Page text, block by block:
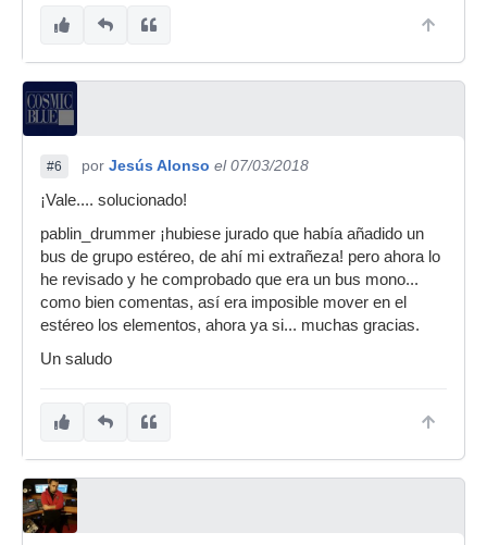
#6 por Jesús Alonso el 07/03/2018
¡Vale.... solucionado!
pablin_drummer ¡hubiese jurado que había añadido un
bus de grupo estéreo, de ahí mi extrañeza! pero ahora lo
he revisado y he comprobado que era un bus mono...
como bien comentas, así era imposible mover en el
estéreo los elementos, ahora ya si... muchas gracias.
Un saludo